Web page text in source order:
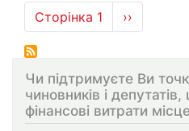
Розбивка
на
сторінки
Сторінка 1
Наступна
сторінка
››
Чи підтримуєте Ви
чиновників і
фінансові витрати